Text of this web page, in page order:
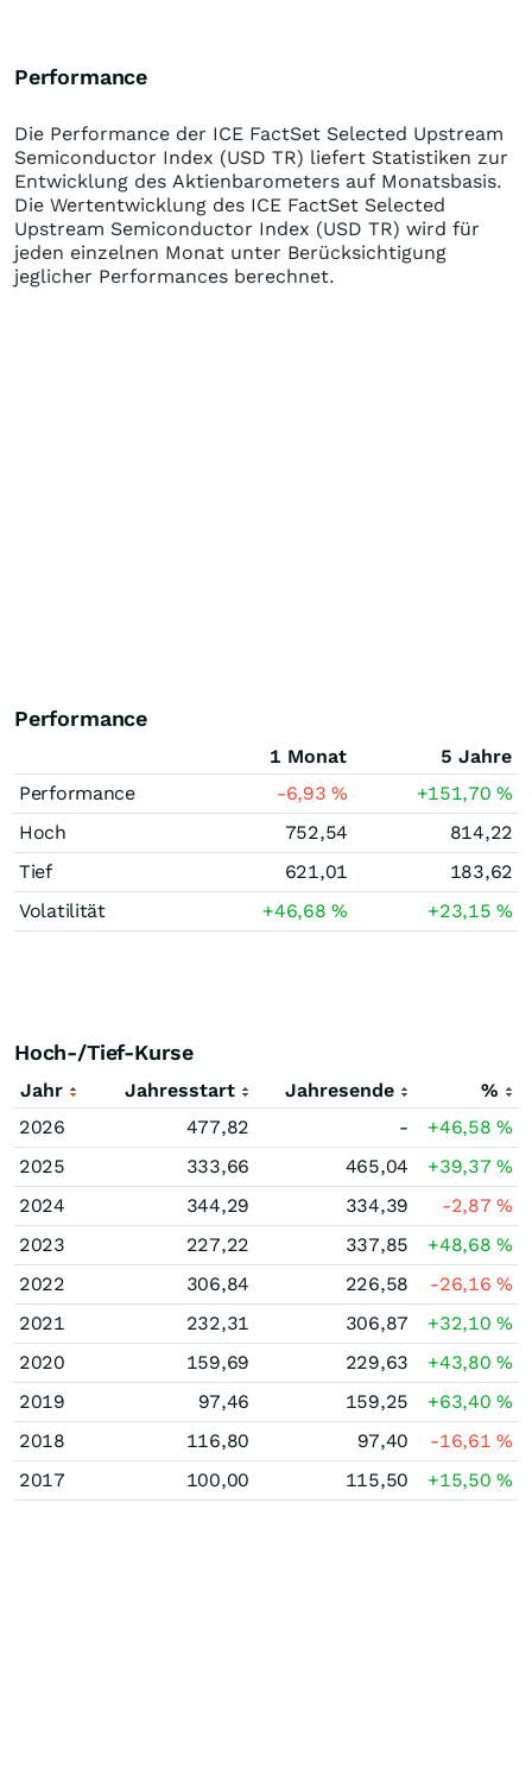
Performance
Die Performance der ICE FactSet Selected Upstream
Semiconductor Index (USD TR) liefert Statistiken zur
Entwicklung des Aktienbarometers auf Monatsbasis.
Die Wertentwicklung des ICE FactSet Selected
Upstream Semiconductor Index (USD TR) wird für
jeden einzelnen Monat unter Berücksichtigung
jeglicher Performances berechnet.
Performance
1 Monat
5 Jahre
Performance
-6,93% +151,70%
Hoch
752,54
814,22
Tief
621,01
183,62
Volatilität
+46,68% +23,15%
Hoch-/Tief-Kurse
Jahr Jahresstart Jahresende
%
2026
477,82 - +46,58%
2025
333,66 465,04 +39,37%
2024
344,29 334,39 -2,87%
2023
227,22 337,85 +48,68%
2022
306,84 226,58 -26,16%
2021
232,31 306,87 +32,10%
2020
159,69 229,63 +43,80%
2019
97,46 159,25 +63,40%
2018
116,80 97,40 -16,61%
2017
100,00 115,50 +15,50%